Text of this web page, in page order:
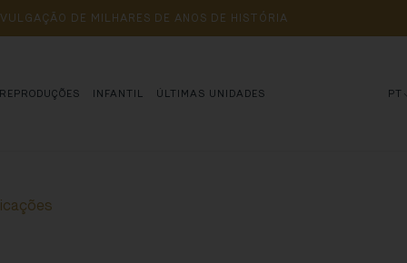
DE MILHARES DE ANOS DE HISTÓRIA
REPRODUÇÕES INFANTIL ÚLTIMAS UNIDADES PT